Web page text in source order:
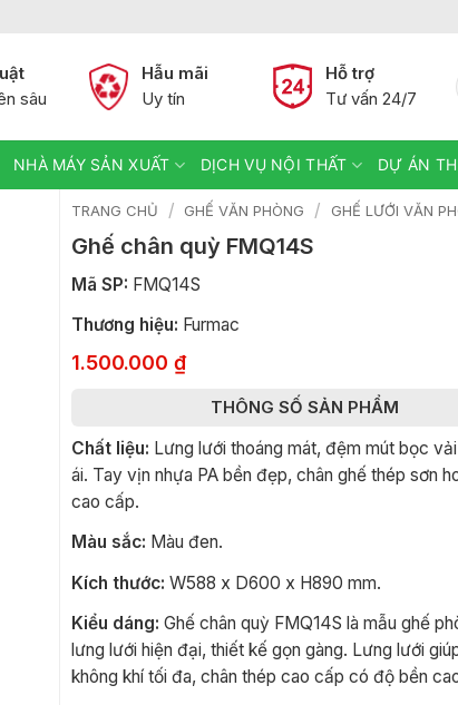
sâu
Hẫu mãi
Uy tín
Hỗ trợ
Tư vấn 24/7
NHÀ MÁY SẢN XUẤT DỊCH VỤ NỘI THẤT DỰ ÁN
TRANG CHỦ / GHẾ VĂN PHÒNG / GHẾ LƯỚI VĂN
Ghế chân quỳ FMQ14S
Mã SP: FMQ14S
Thương hiệu: Furmac
1.500.000 ₫
THÔNG SỐ SẢN PHẨM
Chất liệu: Lưng lưới thoáng mát, đệm mút bọc
ái. Tay vịn nhựa PA bền đẹp, chân ghế thép sơn
cao cấp.
Màu sắc: Màu đen.
Kích thước: W588 x D600 x H890 mm.
Kiểu dáng: Ghế chân quỳ FMQ14S là mẫu ghế
lưng lưới hiện đại, thiết kế gọn gàng. Lưng lưới
không khí tối đa, chân thép cao cấp có độ bền